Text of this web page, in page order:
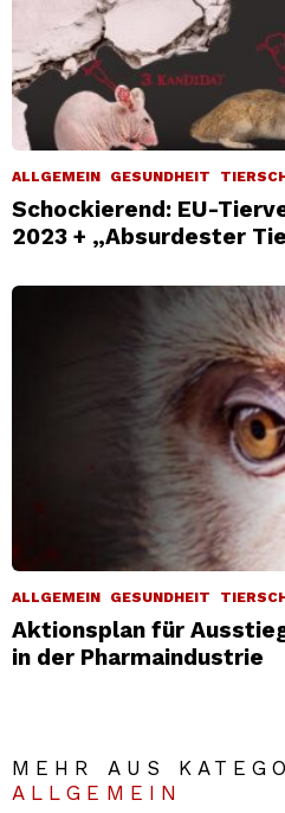
ALLGEMEIN GESUNDHEIT
Schockierend: EU-
2023 + „Absurdester
ALLGEMEIN GESUNDHEIT
Aktionsplan für
in der Pharmaindustrie
MEHR AUS
ALLGEMEIN